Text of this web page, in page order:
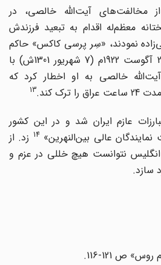
آیت‌الله خالصی، در
معظم‌له اقدام به تبعید فرزندش
نمودند، «سِر پرسی کاکس» حاکم
کل انگلیس در عراق در 28 آگوست 1922م (7 شهریور 1301ش) با
خالصی به او اخطار کرد که
کند.
13
عازم ایران شد و در این کشور
عالی بین‌النهرین»14 زد. از
نتوانست هیچ خللی در عزم و